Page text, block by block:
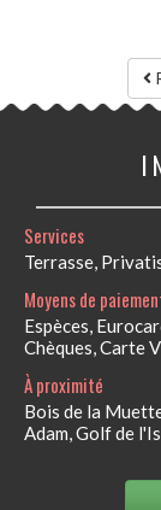
Services
Terrasse,
Moyens de
Espèces,
Chèques, Carte
À proximité
Bois de la
Adam, Golf de